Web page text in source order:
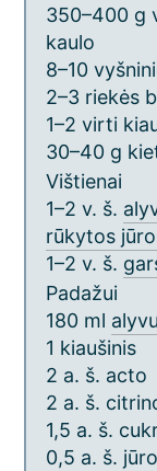
350–400 g
kaulo
8–10
2–3 riekės
1–2 virti
30–40 g
Vištienai
1–2 v. š.
rūkytos
1–2 v. š.
Padažui
180 ml
1 kiaušinis
2 a. š. acto
2 a. š.
1,5 a. š.
0,5 a. š.